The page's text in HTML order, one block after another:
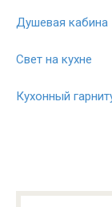
Душевая кабина
Свет на кухне
Кухонный